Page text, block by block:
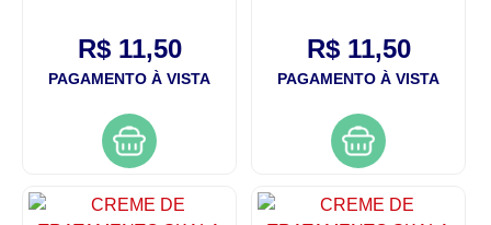
R$ 11,50
PAGAMENTO À VISTA
R$ 11,50
PAGAMENTO À VISTA